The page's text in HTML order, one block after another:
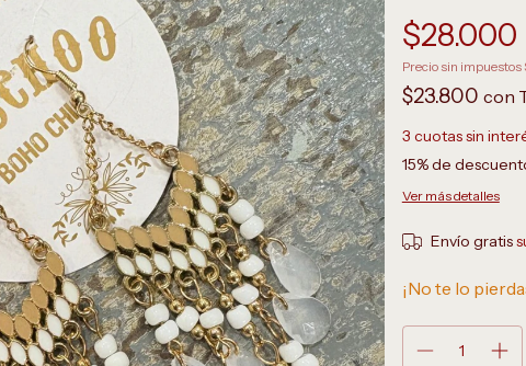
$28.000
Precio sin impuestos
$23.800 con
3 cuotas sin
15% de
Ver más detalles
Envío gratis
¡No te lo